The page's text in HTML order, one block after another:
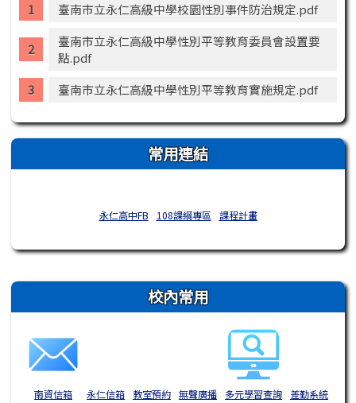
臺南市立永仁高級中學校園性別事件防治規定.pdf
臺南市立永仁高級中學性別平等教育委員會設置要
點.pdf
臺南市立永仁高級中學性別平等教育實施規定.pdf
常用連結
永仁高中FB 108課綱專區 課程計畫
右邊區域內容 校內常用
南資信箱 永仁信箱 教室預約 無聲廣播 多元學習查詢 差勤系統